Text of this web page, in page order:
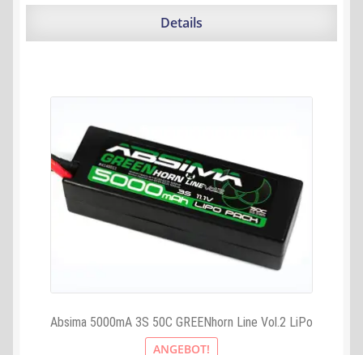
Details
Absima 5000mA 3S 50C GREENhorn Line Vol.2 LiPo
ANGEBOT!